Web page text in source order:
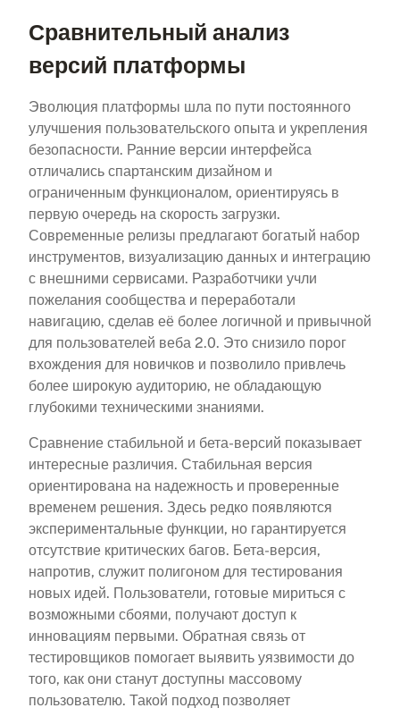
Сравнительный анализ
версий платформы
Эволюция платформы шла по пути постоянного
улучшения пользовательского опыта и укрепления
безопасности. Ранние версии интерфейса
отличались спартанским дизайном и
ограниченным функционалом, ориентируясь в
первую очередь на скорость загрузки.
Современные релизы предлагают богатый набор
инструментов, визуализацию данных и интеграцию
с внешними сервисами. Разработчики учли
пожелания сообщества и переработали
навигацию, сделав её более логичной и привычной
для пользователей веба 2.0. Это снизило порог
вхождения для новичков и позволило привлечь
более широкую аудиторию, не обладающую
глубокими техническими знаниями.
Сравнение стабильной и бета-версий показывает
интересные различия. Стабильная версия
ориентирована на надежность и проверенные
временем решения. Здесь редко появляются
экспериментальные функции, но гарантируется
отсутствие критических багов. Бета-версия,
напротив, служит полигоном для тестирования
новых идей. Пользователи, готовые мириться с
возможными сбоями, получают доступ к
инновациям первыми. Обратная связь от
тестировщиков помогает выявить уязвимости до
того, как они станут доступны массовому
пользователю. Такой подход позволяет